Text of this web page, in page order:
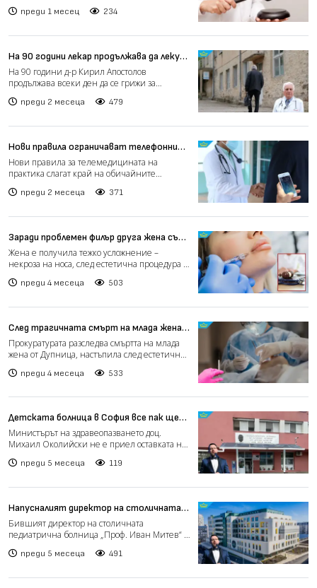
преди 1 месец 234
На 90 години лекар продължава да лекува
хора в Петричко (видео)
На 90 години д-р Кирил Апостолов
продължава всеки ден да се грижи за
преди 2 месеца 479
Нови правила ограничават телефонните
консултации с личните лекари (видео)
Нови правила за телемедицината на
практика слагат край на обичайните
преди 2 месеца 371
Заради проблемен филър друга жена съди
същия лекар от Дупница, при когото
почина млада пациентка (видео)
Жена е получила тежко усложнение –
некроза на носа, след естетична процедура с
преди 4 месеца 503
След трагичната смърт на млада жена в
Дупница: Хиалуронът не е играчка
(видео)
Прокуратурата разследва смъртта на млада
жена от Дупница, настъпила след естетична
преди 4 месеца 533
Детската болница в София все пак ще
запази директора си
Министърът на здравеопазването доц.
Михаил Околийски не е приел оставката на
преди 5 месеца 119
Напусналият директор на столичната
педиатрия е кандидат за шеф на
бургаската
Бившият директор на столичната
педиатрична болница „Проф. Иван Митев“ –
преди 5 месеца 491